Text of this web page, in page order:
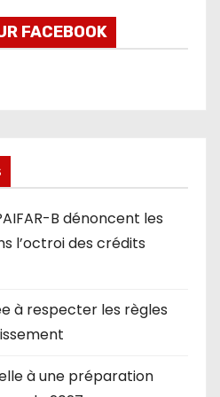
FACEBOOK
B dénoncent les
l’octroi des crédits
à respecter les règles
à une préparation